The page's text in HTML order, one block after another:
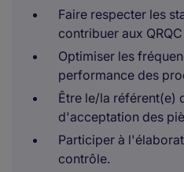
Faire respecter les
contribuer aux
Optimiser les
performance des
Être le/la référent(e)
d'acceptation des
Participer à
contrôle.